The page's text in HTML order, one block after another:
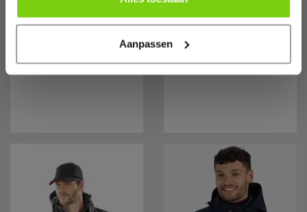
Aanpassen
Hooded Men
B&C Hooded
Softshell Men